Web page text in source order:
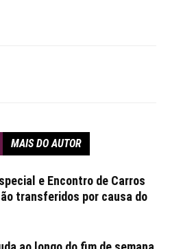
MAIS DO AUTOR
e Encontro de Carros
transferidos por causa do